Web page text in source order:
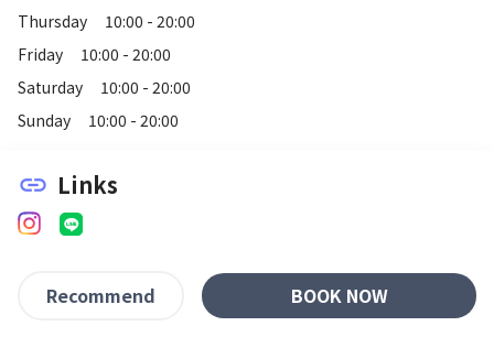
Thursday
10:00 - 20:00
Friday
10:00 - 20:00
Saturday
10:00 - 20:00
Sunday
10:00 - 20:00
link Links
Recommend BOOK NOW